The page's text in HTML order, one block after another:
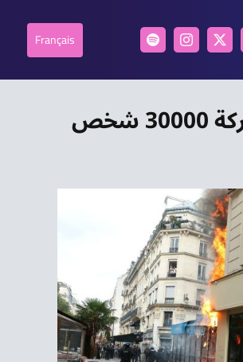
Français
نشرة أخبار المساء:احتجاجات حركة “لنغلق كل شيء” في عدة مدن فرنسية بمشاركة 30000 شخص